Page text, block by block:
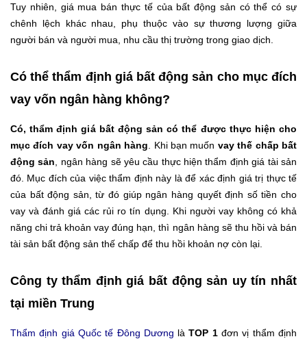
Tuy nhiên, giá mua bán thực tế của bất động sản có thể có sự
chênh lệch khác nhau, phụ thuộc vào sự thương lượng giữa
người bán và người mua, nhu cầu thị trường trong giao dịch.
Có thể thẩm định giá bất động sản cho mục đích
vay vốn ngân hàng không?
Có, thẩm định giá bất động sản có thể được thực hiện cho
mục đích vay vốn ngân hàng . Khi bạn muốn vay thế chấp bất
động sản , ngân hàng sẽ yêu cầu thực hiện thẩm định giá tài sản
đó. Mục đích của việc thẩm định này là để xác định giá trị thực tế
của bất động sản, từ đó giúp ngân hàng quyết định số tiền cho
vay và đánh giá các rủi ro tín dụng. Khi người vay không có khả
năng chi trả khoản vay đúng hạn, thì ngân hàng sẽ thu hồi và bán
tài sản bất động sản thế chấp để thu hồi khoản nợ còn lại.
Công ty thẩm định giá bất động sản uy tín nhất
tại miền Trung
Thẩm định giá Quốc tế Đông Dương làTOP 1đơn vị thẩm định